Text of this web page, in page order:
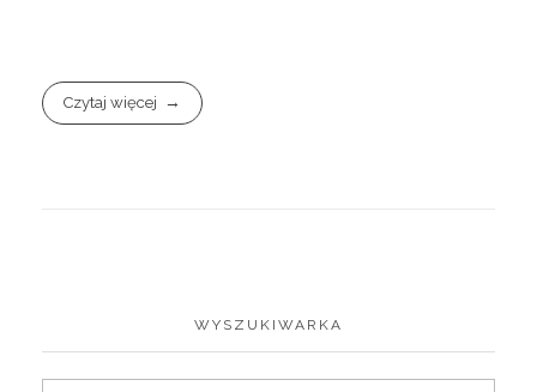
Czytaj więcej
WYSZUKIWARKA